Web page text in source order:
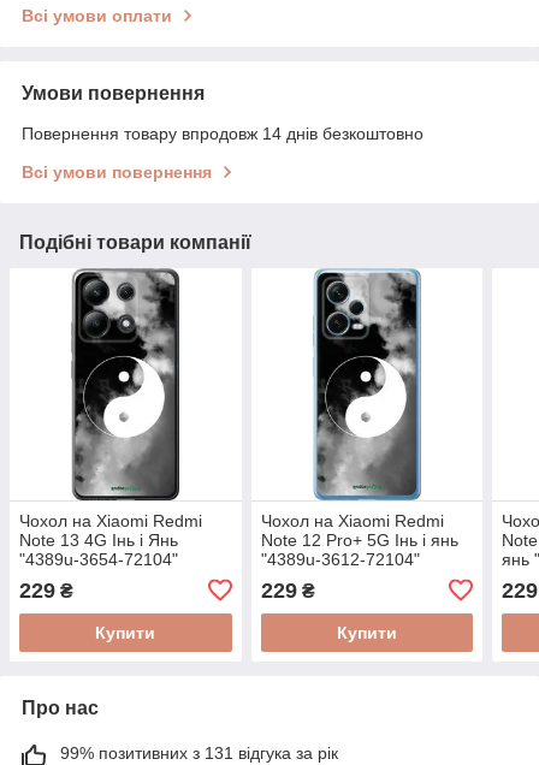
Всі умови оплати
Умови повернення
Повернення товару впродовж 14 днів безкоштовно
Всі умови повернення
Подібні товари компанії
Чохол на Xiaomi Redmi
Note 13 4G Інь і Янь
"4389u-3654-72104"
229 ₴
Купити
Чохол на Xiaomi Redmi
Note 12 Pro+ 5G Інь і янь
"4389u-3612-72104"
229₴
Купити
янь
229
Про нас
99% позитивних з 131 відгука за рік